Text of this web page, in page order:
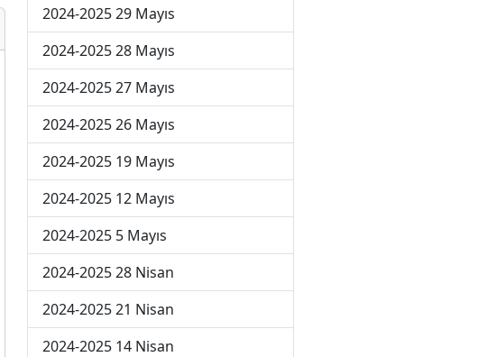
2024-2025 29 Mayıs
2024-2025 28 Mayıs
2024-2025 27 Mayıs
2024-2025 26 Mayıs
2024-2025 19 Mayıs
2024-2025 12 Mayıs
2024-2025 5 Mayıs
2024-2025 28 Nisan
2024-2025 21 Nisan
2024-2025 14 Nisan